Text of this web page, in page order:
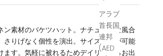
アラブ
首長国
連邦
(AED
素材のバケツハット。ナチュラルな風合
りげなく個性を演出。サイズ調整が可能
す。気軽に被れるためデイリーからお出